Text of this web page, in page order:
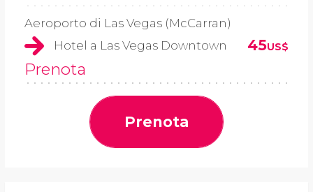
Aeroporto di Las Vegas (McCarran)
Hotel a Las Vegas Downtown
45US$
Prenota
Prenota